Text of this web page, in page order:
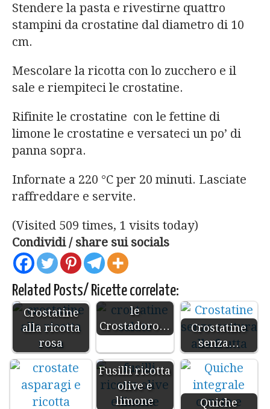
Stendere la pasta e rivestirne quattro
stampini da crostatine dal diametro di 10
cm.
Mescolare la ricotta con lo zucchero e il
sale e riempiteci le crostatine.
Rifinite le crostatine con le fettine di
limone le crostatine e versateci un po’ di
panna sopra.
Infornate a 220 °C per 20 minuti. Lasciate
raffreddare e servite.
(Visited 509 times, 1 visits today)
Condividi / share sui socials
Related Posts/ Ricette correlate:
Crostatine
alla ricotta
rosa
le
Crostadoro…
Crostatine
senza…
Fusilli ricotta
olive e
limone
Quiche